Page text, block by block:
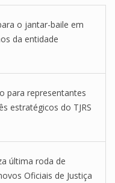
o jantar-baile em
da entidade
para representantes
estratégicos do TJRS
última roda de
Oficiais de Justiça